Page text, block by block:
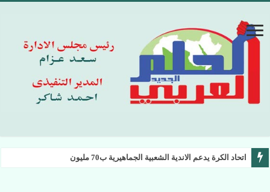
اتحاد الكرة يدعم الاندية الشعبية الجماهيرية ب70 مليون